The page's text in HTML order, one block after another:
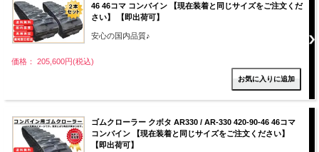
46 46コマ コンバイン 【現在装着と同じサイズをご注文くだ
さい】 【即出荷可】
安心の国内品質♪
価格： 205,600円(税込)
ゴムクローラー クボタ AR330 / AR-330 420-90-46 46コマ
コンバイン 【現在装着と同じサイズをご注文ください】
【即出荷可】